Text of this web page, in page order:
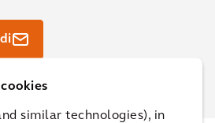
similar technologies), in